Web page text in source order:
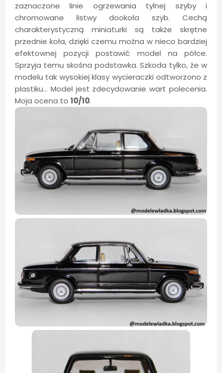
zaznaczone linie ogrzewania tylnej szyby i
chromowane listwy dookoła szyb. Cechą
charakterystyczną miniaturki są także skrętne
przednie koła, dzięki czemu można w nieco bardziej
efektownej pozycji postawić model na półce.
Sprzyja temu skośna podstawka. Szkoda tylko, że w
modelu tak wysokiej klasy wycieraczki odtworzono z
plastiku... Model jest zdecydowanie wart polecenia.
Moja ocena to 10/10.